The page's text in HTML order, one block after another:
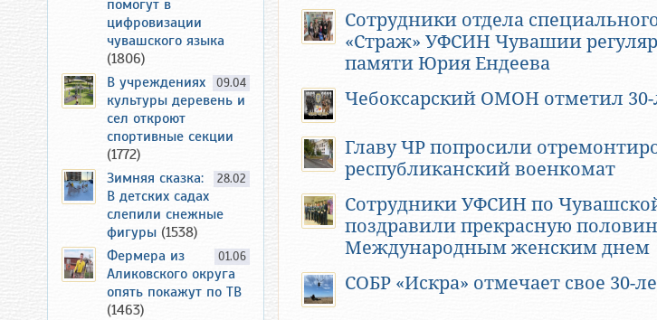
Сотрудники отдела
«Страж» УФСИН Чувашии
памяти Юрия Ендеева
Чебоксарский ОМОН отметил 30-
Главу ЧР попросили
республиканский военкомат
Сотрудники УФСИН по
поздравили прекрасную
Международным женским днем
СОБР «Искра» отмечает свое 30-
помогут в
цифровизации
чувашского языка
(1806)
09.04
В учреждениях
культуры деревень и
сел откроют
спортивные секции
(1772)
28.02
Зимняя сказка:
В детских садах
слепили снежные
фигуры (1538)
01.06
Фермера из
Аликовского округа
опять покажут по ТВ
(1463)